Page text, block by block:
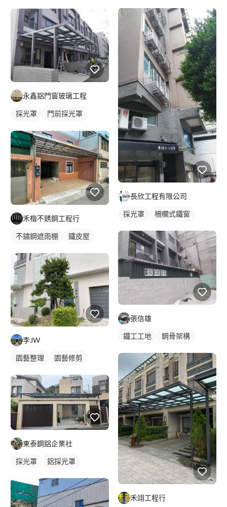
門前採光罩
永鑫鋁門窗玻璃工程
採光罩
門前採光罩
禾楷不銹鋼工程行
不鏽鋼遮雨棚 鐵皮屋
李JW
園藝整理 園藝修剪
東泰鋼鋁企業社
採光罩 鋁採光罩
長欣工程有限公司
採光罩 柵欄式鐵窗
張信雄
鐵工工地 鋼骨架構
禾翊工程行